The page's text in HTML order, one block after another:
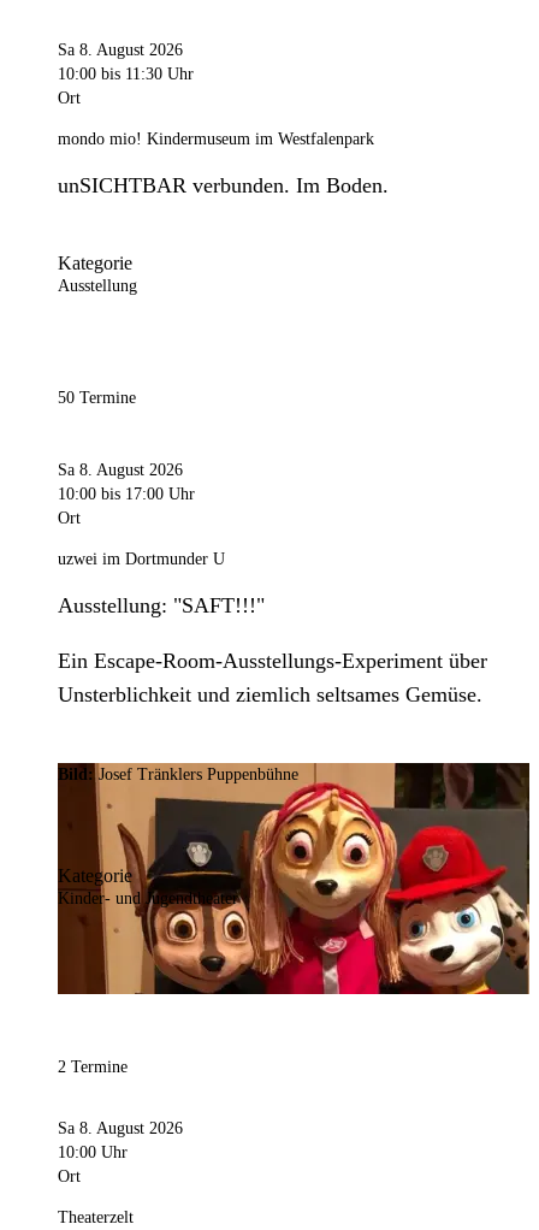
Sa 8. August 2026
10:00 bis 11:30 Uhr
Ort
mondo mio! Kindermuseum im Westfalenpark
unSICHTBAR verbunden. Im Boden.
Kategorie
Ausstellung
50 Termine
Sa 8. August 2026
10:00 bis 17:00 Uhr
Ort
uzwei im Dortmunder U
Ausstellung: "SAFT!!!"
Ein Escape-Room-Ausstellungs-Experiment über
Unsterblichkeit und ziemlich seltsames Gemüse.
Bild:Josef Tränklers Puppenbühne
Kategorie
Kinder- und Jugendtheater
2 Termine
Sa 8. August 2026
10:00 Uhr
Ort
Theaterzelt